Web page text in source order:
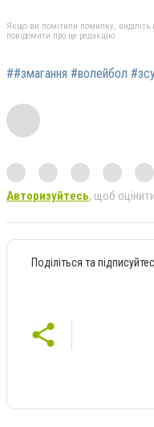
Якщо ви помітили помилку, виділіть
повідомити про це редакцію
##змагання #волейбол
Авторизуйтесь, щоб оцінити
Поділіться та